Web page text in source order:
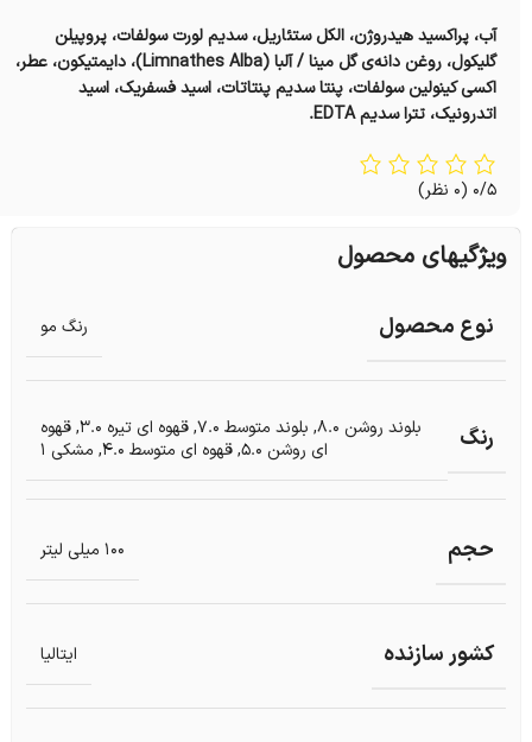
آب، پراکسید هیدروژن، الکل ستئاریل، سدیم لورت سولفات، پروپیلن
گلیکول، روغن دانه‌ی گل مینا / آلبا (Limnathes Alba)، دایمتیکون، عطر،
اکسی کینولین سولفات، پنتا سدیم پنتاتات، اسید فسفریک، اسید
اتدرونیک، تترا سدیم EDTA.
0/5 (0 نظر)
ویژگیهای محصول
نوع محصول رنگ مو
رنگ بلوند روشن 8.0 , بلوند متوسط 7.0 ,قهوه ای تیره 3.0 ,قهوه
ای روشن 5.0
,قهوه ای متوسط 4.0 , مشکی 1
حجم 100 میلی لیتر
کشور سازنده ایتالیا